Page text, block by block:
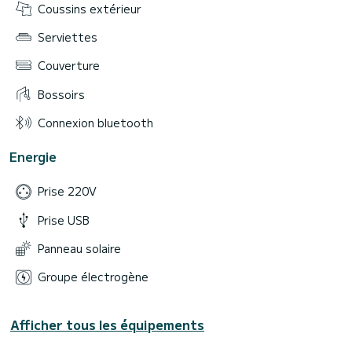
Coussins extérieur
Serviettes
Couverture
Bossoirs
Connexion bluetooth
Energie
Prise 220V
Prise USB
Panneau solaire
Groupe électrogène
Afficher tous les équipements